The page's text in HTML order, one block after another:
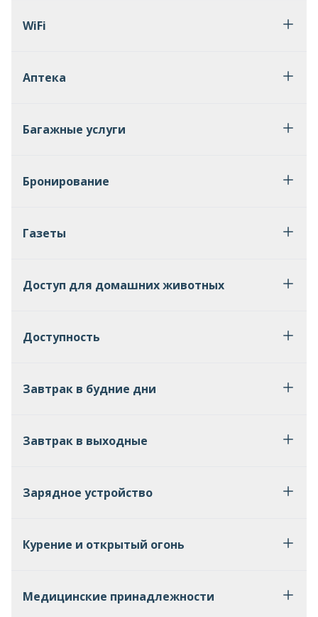
WiFi
Аптека
Багажные услуги
Бронирование
Газеты
Доступ для домашних животных
Доступность
Завтрак в будние дни
Завтрак в выходные
Зарядное устройство
Курение и открытый огонь
Медицинские принадлежности